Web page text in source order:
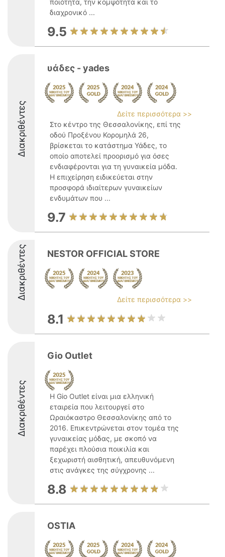
ποιότητα, την κομψότητα και το
διαχρονικό ...
9.5
Διακριθέντες
υάδες - yades
Δείτε περισσότερα >>
Στο κέντρο της Θεσσαλονίκης, επί της
οδού Προξένου Κορομηλά 26,
βρίσκεται το κατάστημα Υάδες, το
οποίο αποτελεί προορισμό για όσες
ενδιαφέρονται για τη γυναικεία μόδα.
Η επιχείρηση ειδικεύεται στην
προσφορά ιδιαίτερων γυναικείων
ενδυμάτων που ...
9.7
Διακριθέντες NESTOR OFFICIAL STORE
Δείτε περισσότερα >>
8.1
Διακριθέντες
Gio Outlet
Η Gio Outlet είναι μια ελληνική
εταιρεία που λειτουργεί στο
Ωραιόκαστρο Θεσσαλονίκης από το
2016. Επικεντρώνεται στον τομέα της
γυναικείας μόδας, με σκοπό να
παρέχει πλούσια ποικιλία και
ξεχωριστή αισθητική, απευθυνόμενη
στις ανάγκες της σύγχρονης ...
8.8
OSTIA